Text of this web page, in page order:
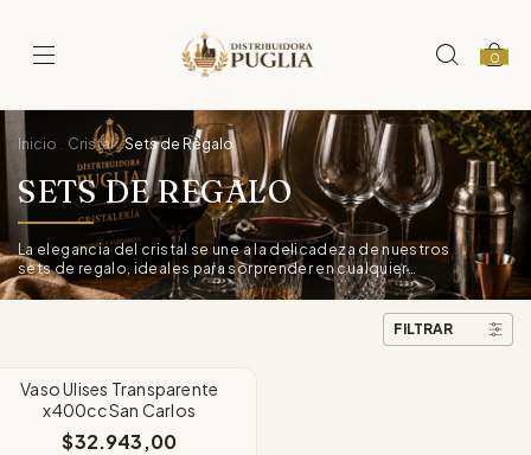
0
Inicio . Cristal . Sets de Regalo
SETS DE REGALO
La elegancia del cristal se une a la delicadeza de nuestros
sets de regalo, ideales para sorprender en cualquier
ocasión.
FILTRAR
Vaso Ulises Transparente
x400cc San Carlos
$32.943,00